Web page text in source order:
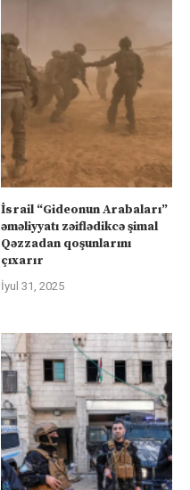
İsrail “Gideonun Arabaları”
əməliyyatı zəiflədikcə şimal
Qəzzadan qoşunlarını
çıxarır
İyul 31, 2025